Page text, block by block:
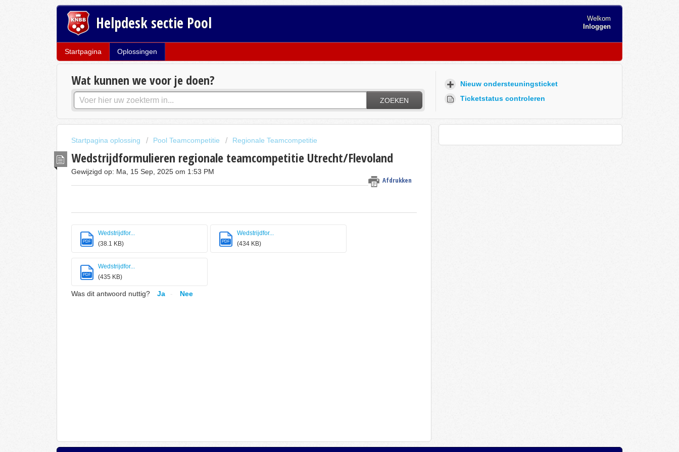
Helpdesk sectie Pool
Welkom
Inloggen
Startpagina Oplossingen
Wat kunnen we voor je doen?
ZOEKEN
Nieuw ondersteuningsticket
Ticketstatus controleren
Startpagina oplossing Pool Teamcompetitie Regionale Teamcompetitie
Wedstrijdformulieren regionale teamcompetitie Utrecht/Flevoland
Afdrukken
Gewijzigd op: Ma, 15 Sep, 2025 om 1:53 PM
PDF
Wedstrijdfor...
(38.1 KB)
PDF
Wedstrijdfor...
(434 KB)
PDF
Wedstrijdfor...
(435 KB)
Was dit antwoord nuttig? Ja Nee